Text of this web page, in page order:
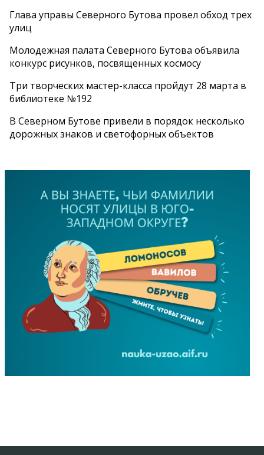
Глава управы Северного Бутова провел обход трех
улиц
Молодежная палата Северного Бутова объявила
конкурс рисунков, посвященных космосу
Три творческих мастер-класса пройдут 28 марта в
библиотеке №192
В Северном Бутове привели в порядок несколько
дорожных знаков и светофорных объектов